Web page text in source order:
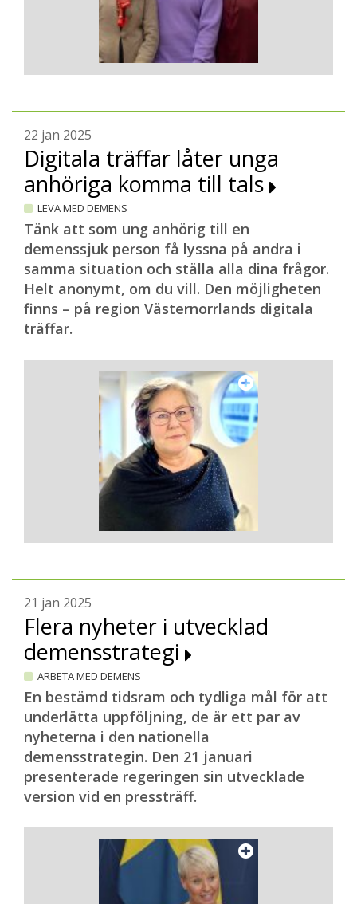
22 jan 2025
Digitala träffar låter unga
anhöriga komma till tals
LEVA MED DEMENS
Tänk att som ung anhörig till en
demenssjuk person få lyssna på andra i
samma situation och ställa alla dina frågor.
Helt anonymt, om du vill. Den möjligheten
finns – på region Västernorrlands digitala
träffar.
21 jan 2025
Flera nyheter i utvecklad
demensstrategi
ARBETA MED DEMENS
En bestämd tidsram och tydliga mål för att
underlätta uppföljning, de är ett par av
nyheterna i den nationella
demensstrategin. Den 21 januari
presenterade regeringen sin utvecklade
version vid en pressträff.